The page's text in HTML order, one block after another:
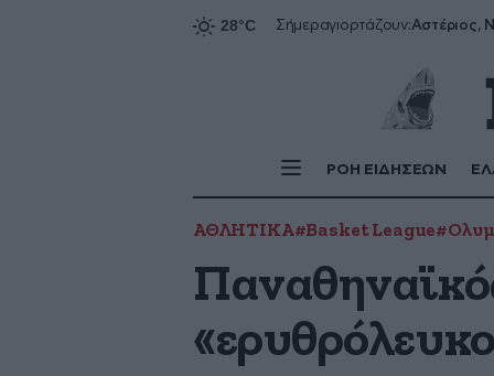
Σήμεραγιορτάζουν:Αστέριος,
ΡΟΗ ΕΙΔΗΣΕΩΝ
ΑΘΛΗΤΙΚΑ#Basket League